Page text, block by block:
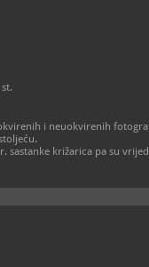
i neuokvirenih
sastanke križarica pa su